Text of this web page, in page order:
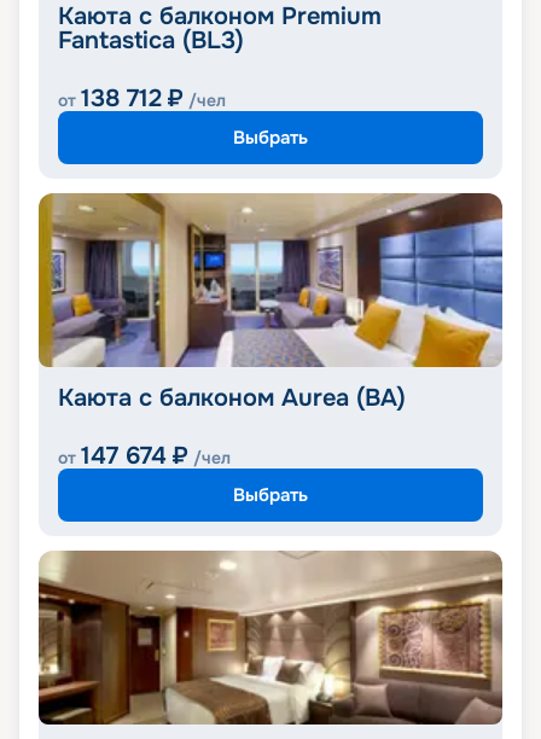
Каюта с балконом Premium
Fantastica (BL3)
от 138 712 ₽ /чел
Выбрать
Каюта с балконом Aurea (BA)
от 147 674 ₽ /чел
Выбрать